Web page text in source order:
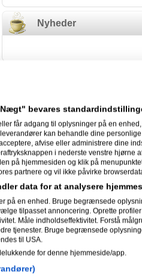
Nyheder
Mine aktiviteter
Simonsvarede påSøger en
26-10-2017
Simon svarede påIværksættere
varer
Online marketing & salg
Simonsvarede påSælge mine
salg på webshops & websites
bevares
får adgang til oplysninger på en
kan behandle dine
afvise eller administrere dine
i nederste venstre hjørne
på hjemmesiden og klik på
partnere og vil ikke påvirke
data for at analysere
på en enhed. Bruge begrænsede
tilpasset annoncering. Oprette
Måle indholdseffektivitet. Forstå
tjenester. Bruge begrænsede
til USA.
for denne hjemmeside/app.